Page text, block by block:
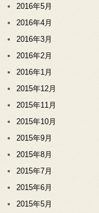
2016年5月
2016年4月
2016年3月
2016年2月
2016年1月
2015年12月
2015年11月
2015年10月
2015年9月
2015年8月
2015年7月
2015年6月
2015年5月